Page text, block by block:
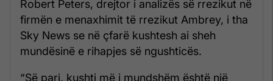
Robert Peters, drejtor i analizës së rrezikut në
firmën e menaxhimit të rrezikut Ambrey, i tha
Sky News se në çfarë kushtesh ai sheh
mundësinë e rihapjes së ngushticës.
“Së pari, kushti më i mundshëm është një